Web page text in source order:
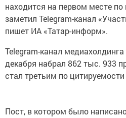
находится на первом месте
заметил Telegram-канал
пишет ИА «Татар-информ».
Telegram-канал
декабря набрал 862 тыс. 933
стал третьим по
Пост, в котором было